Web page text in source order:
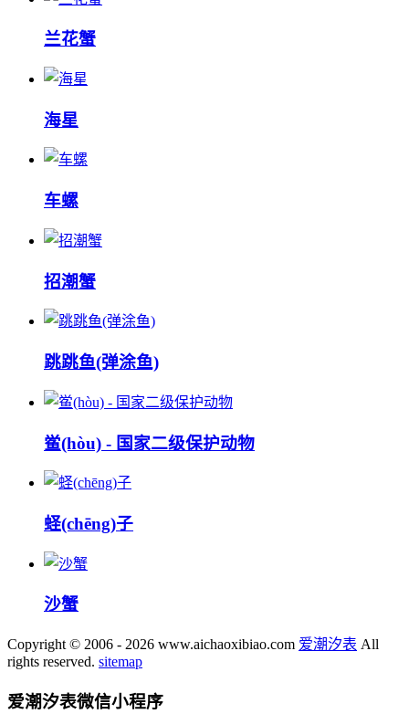
兰花蟹
海星
车螺
招潮蟹
跳跳鱼(弹涂鱼)
鲎(hòu) - 国家二级保护动物
蛏(chēng)子
沙蟹
Copyright © 2006 - 2026 www.aichaoxibiao.com 爱潮汐表 All
rights reserved. sitemap
爱潮汐表微信小程序